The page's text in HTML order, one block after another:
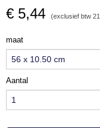
€ 5,44 (exclusief btw
maat
Aantal